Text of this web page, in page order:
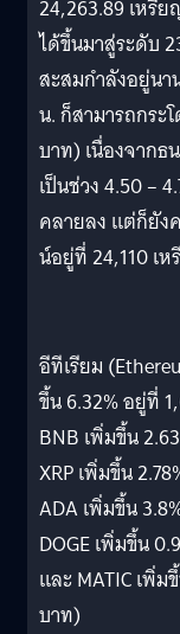
24,263.89 เหรี
ได้ขึ้นมาสู่ระดับ
สะสมกำลังอยู่นา
น. ก็สามารถกระ
บาท) เนื่องจากธ
เป็นช่วง 4.50 –
คลายลง แต่ก็ยัง
น์อยู่ที่ 24,110 เ
อีทีเรียม
ขึ้น 6.32% อยู่ที่
BNB เพิ่มขึ้น
XRP เพิ่มขึ้น
ADA เพิ่มขึ้น
DOGE เพิ่มขึ้น
และ MATIC เพิ่
บาท)